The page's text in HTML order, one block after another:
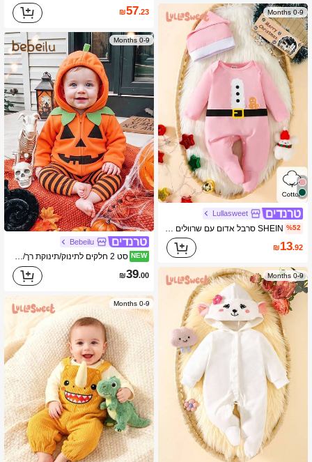
0-9 Months
Lullasweet
%52 SHEIN סרבל אדום עם שרוולים ארוכים לתינוק זכר, כיסוי רגליים וכובע באותו צבע, מתאים לצילומים בחוץ
₪13.92
0-9 Months
₪57.23
0-9 Months
Bebeilu
NEW סט 2 חלקים לתינוק/תינוקת רך/ה להלווין: רומפר עם קפוצ'ון כתום חמוד ומכנסיים מפוסים
₪39.00
0-9 Months